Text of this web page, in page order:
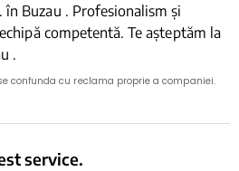
în Buzau . Profesionalism și
competentă. Te așteptăm la
.
confunda cu reclama proprie a companiei.
service.